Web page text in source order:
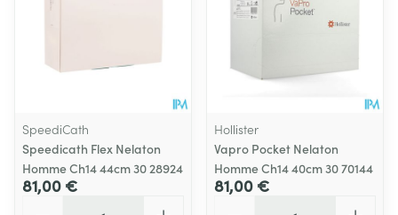
SpeediCath
Speedicath Flex Nelaton
Homme Ch14 44cm 30 28924
81,00 €
Hollister
Vapro Pocket Nelaton
Homme Ch14 40cm 30 70144
81,00 €